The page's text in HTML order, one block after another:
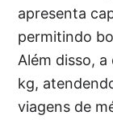
apresenta
permitindo
Além disso,
kg,
viagens de